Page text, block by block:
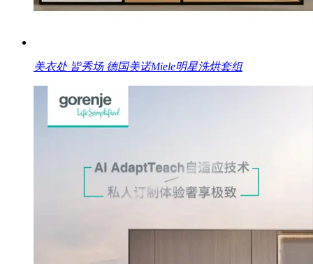
美衣处 皆秀场 德国美诺Miele明星洗烘套组